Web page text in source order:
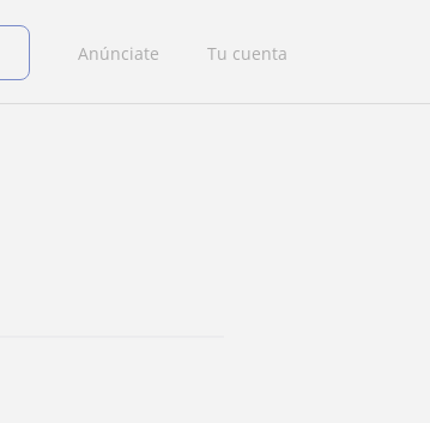
Anúnciate Tu cuenta